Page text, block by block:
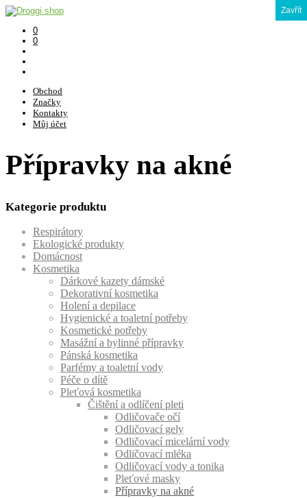
0
0
Obchod
Značky
Kontakty
Můj účet
Přípravky na akné
Kategorie produktu
Respirátory
Ekologické produkty
Domácnost
Kosmetika
Dárkové kazety dámské
Dekorativní kosmetika
Holení a depilace
Hygienické a toaletní potřeby
Kosmetické potřeby
Masážní a bylinné přípravky
Pánská kosmetika
Parfémy a toaletní vody
Péče o dítě
Pleťová kosmetika
Čištění a odlíčení pleti
Odličovače očí
Odličovací gely
Odličovací micelární vody
Odličovací mléka
Odličovací vody a tonika
Pleťové masky
Přípravky na akné
Zavřít